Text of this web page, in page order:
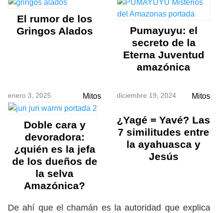
El rumor de los
Gringos Alados
Pumayuyu: el
secreto de la
Eterna Juventud
amazónica
enero 3, 2025 Mitos
Doble cara y
devoradora:
¿quién es la jefa
de los dueños de
la selva
Amazónica?
diciembre 19, 2024 Mitos
¿Yagé = Yavé? Las
7 similitudes entre
la ayahuasca y
Jesús
De ahí que el chamán es la autoridad que explica